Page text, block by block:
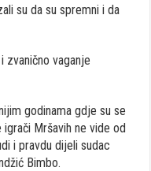
su da su spremni i da
zvanično vaganje
godinama gdje su se
Mršavih ne vide od
i pravdu dijeli sudac
Bimbo.